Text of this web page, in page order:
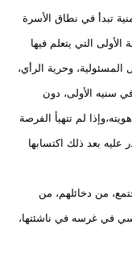
تبدأ في نطاق الأسرة
التي يتعلم فيها
وحرية الرأي،
سنيه الأولى، دون
لم تتهيأ الفرصة
عليه بعد ذلك اكتسابها
من دخائلهم، من
في غرسه في ناشئتها،